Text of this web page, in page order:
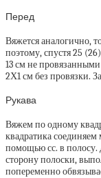
Перед
Вяжется аналогично,
поэтому, спустя 25
13 см не
2Х1 см без провязки.
Рукава
Вяжем по одному
квадратика
помощью сс. в полосу.
сторону полоски,
попеременно